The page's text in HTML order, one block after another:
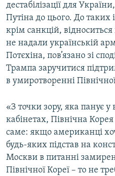
дестабілізації для
Путіна до цього. До таких
крім санкцій, відноситься
не надали українській
Потєхіна, пов’язано зі
Трампа заручитися
в умиротворенні
«З точки зору, яка панує
кабінетах, Північна
саме: якщо американці
будь-яких підстав на
Москви в питанні
Північної Кореї – то не